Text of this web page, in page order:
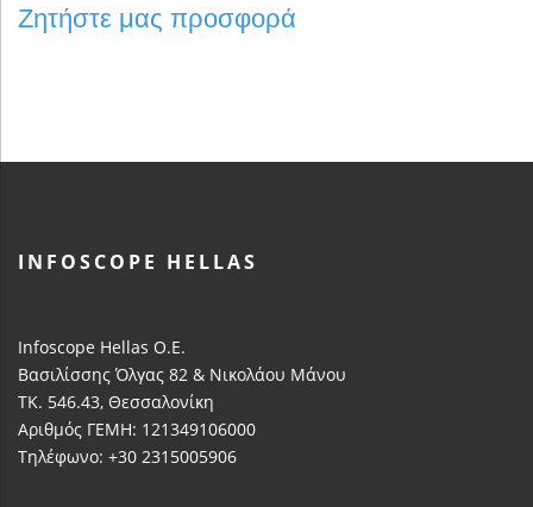
Ζητήστε μας προσφορά
INFOSCOPE HELLAS
Infoscope Hellas Ο.Ε.
Βασιλίσσης Όλγας 82 & Νικολάου Μάνου
ΤΚ. 546.43, Θεσσαλονίκη
Αριθμός ΓΕΜΗ: 121349106000
Τηλέφωνο: +30 2315005906